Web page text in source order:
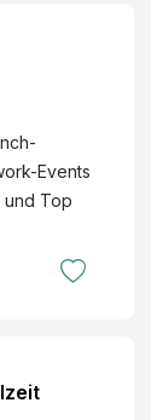
Events
und Top